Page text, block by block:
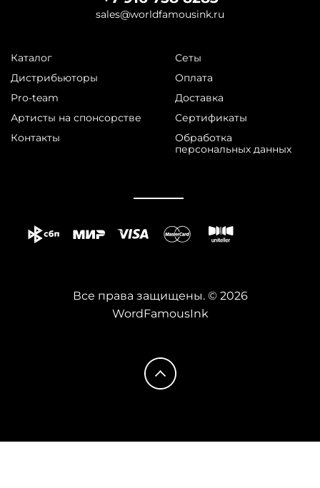
WordFamousInk
Все права защищены. © 2026
Каталог
Дистрибьюторы
Pro-team
Артисты на спонсорстве
Контакты
Сеты
Оплата
Доставка
Сертификаты
Обработка
персональных данных
sales@worldfamousink.ru